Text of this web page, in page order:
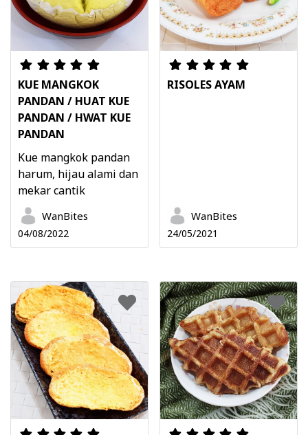
KUE MANGKOK
PANDAN / HUAT KUE
PANDAN / HWAT KUE
PANDAN
Kue mangkok pandan
harum, hijau alami dan
mekar cantik
WanBites
04/08/2022
RISOLES AYAM
WanBites
24/05/2021